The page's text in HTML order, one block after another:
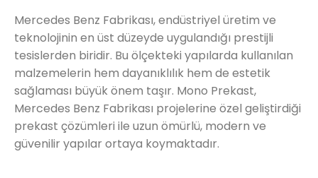
Mercedes Benz Fabrikası, endüstriyel üretim ve
teknolojinin en üst düzeyde uygulandığı prestijli
tesislerden biridir. Bu ölçekteki yapılarda kullanılan
malzemelerin hem dayanıklılık hem de estetik
sağlaması büyük önem taşır. Mono Prekast,
Mercedes Benz Fabrikası projelerine özel geliştirdiği
prekast çözümleri ile uzun ömürlü, modern ve
güvenilir yapılar ortaya koymaktadır.